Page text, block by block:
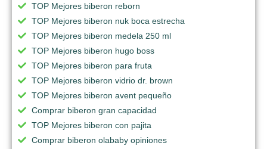
TOP Mejores biberon reborn
TOP Mejores biberon nuk boca estrecha
TOP Mejores biberon medela 250 ml
TOP Mejores biberon hugo boss
TOP Mejores biberon para fruta
TOP Mejores biberon vidrio dr. brown
TOP Mejores biberon avent pequeño
Comprar biberon gran capacidad
TOP Mejores biberon con pajita
Comprar biberon olababy opiniones